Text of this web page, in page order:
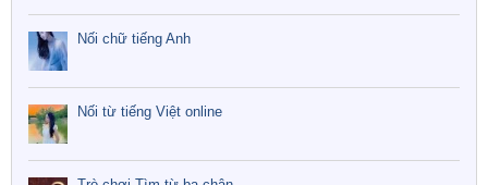
Nối chữ tiếng Anh
Nối từ tiếng Việt online